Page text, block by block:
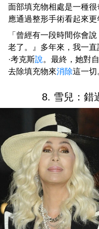
面部填充物相處是一種
應通過整形手術看起來
「曾經有一段時間你會
老了。』多年來，我一
·考克斯說。最終，她對
去除填充物來消除這一切
8. 雪兒：錯